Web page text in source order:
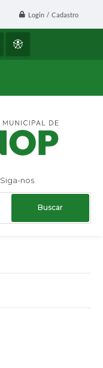
Login / Cadastro
Siga-nos